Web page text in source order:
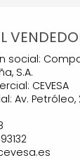
social:
S.A.
CEVESA
Av. Petróleo,